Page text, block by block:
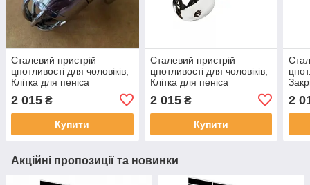
Сталевий пристрій
цнотливості для чоловіків,
Клітка для пеніса
2 015 ₴
Купити
Сталевий пристрій
цнотливості для чоловіків,
Клітка для пеніса
2 015₴
Купити
2
Акційні пропозиції та новинки